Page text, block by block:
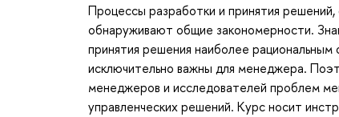
Процессы разработки и принятия
обнаруживают общие закономерности.
принятия решения наиболее рациональным
исключительно важны для менеджера.
менеджеров и исследователей проблем
управленческих решений. Курс носит